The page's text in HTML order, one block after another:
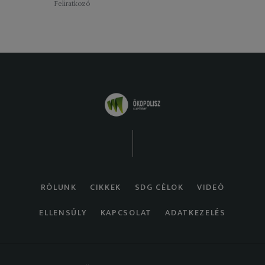
Feliratkozó
RÓLUNK CIKKEK SDG CÉLOK
VIDEÓ
ELLENSÚLY
KAPCSOLAT ADATKEZELÉS